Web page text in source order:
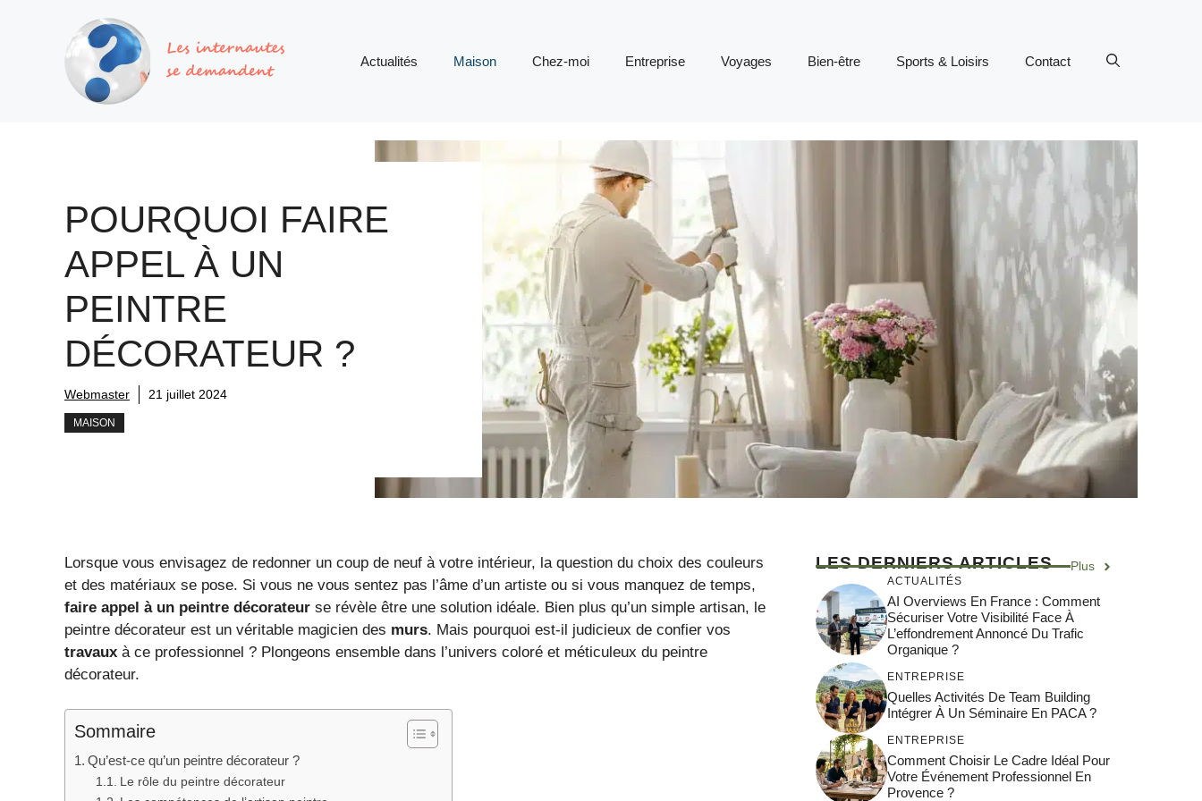
Actualités Maison Chez-moi Entreprise Voyages Bien-être Sports & Loisirs Contact
POURQUOI FAIRE
APPEL À UN
PEINTRE
DÉCORATEUR ?
Webmaster 21 juillet 2024
MAISON
Lorsque vous envisagez de redonner un coup de neuf à votre intérieur, la question du choix des couleurs
et des matériaux se pose. Si vous ne vous sentez pas l’âme d’un artiste ou si vous manquez de temps,
faire appel à un peintre décorateur se révèle être une solution idéale. Bien plus qu’un simple artisan, le
peintre décorateur est un véritable magicien des murs. Mais pourquoi est-il judicieux de confier vos
travaux à ce professionnel ? Plongeons ensemble dans l’univers coloré et méticuleux du peintre
décorateur.
Sommaire
Qu’est-ce qu’un peintre décorateur ?
Le rôle du peintre décorateur
LES DERNIERS ARTICLES Plus
ACTUALITÉS
AI Overviews En France : Comment
Sécuriser Votre Visibilité Face À
L’effondrement Annoncé Du Trafic
Organique ?
ENTREPRISE
Quelles Activités De Team Building
Intégrer À Un Séminaire En PACA ?
ENTREPRISE
Comment Choisir Le Cadre Idéal Pour
Votre Événement Professionnel En
Provence ?